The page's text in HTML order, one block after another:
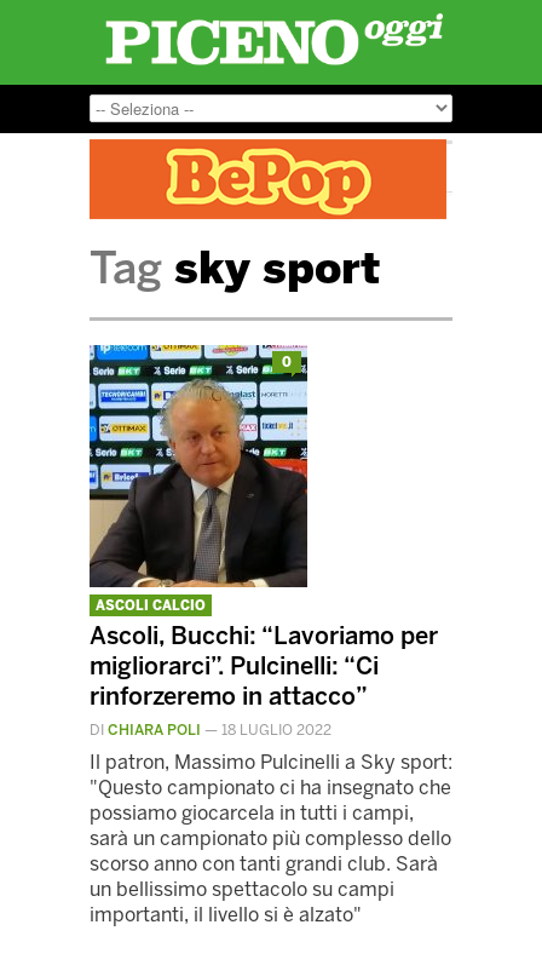
Tag sky sport
0
ASCOLI CALCIO
Ascoli, Bucchi: “Lavoriamo per
migliorarci”. Pulcinelli: “Ci
rinforzeremo in attacco”
DI CHIARA POLI — 18 LUGLIO 2022
Il patron, Massimo Pulcinelli a Sky sport:
"Questo campionato ci ha insegnato che
possiamo giocarcela in tutti i campi,
sarà un campionato più complesso dello
scorso anno con tanti grandi club. Sarà
un bellissimo spettacolo su campi
importanti, il livello si è alzato"